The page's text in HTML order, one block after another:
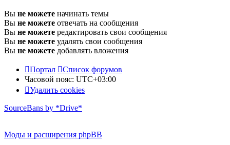
Вы не можете начинать темы
Вы не можете отвечать на сообщения
Вы не можете редактировать свои сообщения
Вы не можете удалять свои сообщения
Вы не можете добавлять вложения
Портал
Список форумов
Часовой пояс: UTC+03:00
Удалить cookies
SourceBans by *Drive*
Моды и расширения phpBB